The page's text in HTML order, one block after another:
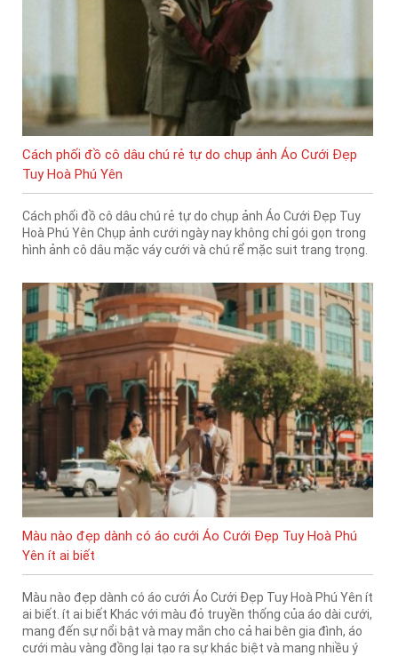
Cách phối đồ cô dâu chú rẻ tự do chụp ảnh Áo Cưới Đẹp
Tuy Hoà Phú Yên
Cách phối đồ cô dâu chú rẻ tự do chụp ảnh Áo Cưới Đẹp Tuy
Hoà Phú Yên Chụp ảnh cưới ngày nay không chỉ gói gọn trong
hình ảnh cô dâu mặc váy cưới và chú rể mặc suit trang trọng.
Màu nào đẹp dành có áo cưới Áo Cưới Đẹp Tuy Hoà Phú
Yên ít ai biết
Màu nào đẹp dành có áo cưới Áo Cưới Đẹp Tuy Hoà Phú Yên ít
ai biết. ít ai biết Khác với màu đỏ truyền thống của áo dài cưới,
mang đến sự nổi bật và may mắn cho cả hai bên gia đình, áo
cưới màu vàng đồng lại tạo ra sự khác biệt và mang nhiều ý